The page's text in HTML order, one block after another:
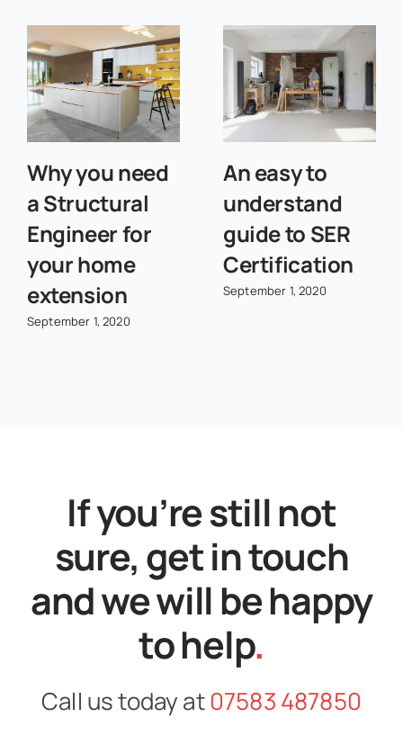
Why you need
a Structural
Engineer for
your home
extension
September 1, 2020
An easy to
understand
guide to SER
Certification
September 1, 2020
If you’re still not
sure, get in touch
and we will be happy
to help.
Call us today at07583 487850